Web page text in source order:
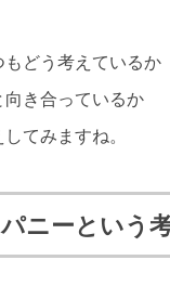
もどう考えているか
向き合っているか
てみますね。
ニーという